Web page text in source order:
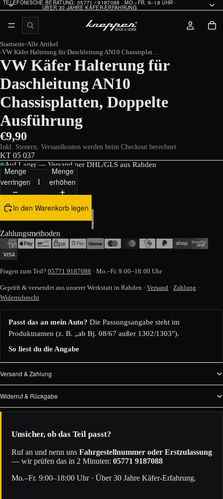
TELEFONISCHE BERATUNG: 05771 / 9187088 · MO.–FR. 9–18 UHR ·
ÜBER 30 JAHRE KÄFER-ERFAHRUNG
Startseite Alle Artikel
VW Käfer Halterung für Daschleitung AN10 Chassisplatten, Doppelte Ausführung
VW Käfer Halterung für
Daschleitung AN10
Chassisplatten, Doppelte
Ausführung
€9,90
Inkl. Steuern. Versandkosten werden beim Checkout berechnet.
KT 05 037
Auf Lager — Versand per DHL/GLS aus Rahden
Menge
verringern
Menge
erhöhen
In den Warenkorb legen
Zahlungsmethoden
Fragen zum Teil? 05771 9187088 · Mo.–Fr. 9:00–18:00 Uhr
Geprüft & versendet aus unserer Werkstatt in Rahden · Versand · Zahlung ·
Widerrufsrecht
Passt das an mein Auto? Die Passungsangabe steht im
Produktnamen (z. B. „ab Bj. 08/67 außer 1302/1303").
So liest du die Angabe
Versand & Zahlung
Widerruf & Rückgabe
Unsicher, ob das Teil passt?
Ruf an und nenn uns Fahrgestellnummer oder Erstzulassung
— wir prüfen das in 2 Minuten: 05771 9187088
Mo.–Fr. 9:00–18:00 Uhr · Über 30 Jahre Käfer-Erfahrung.